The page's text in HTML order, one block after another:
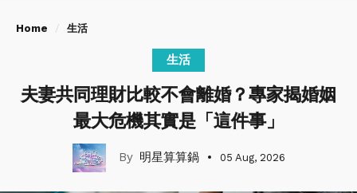
Home 生活
生活
夫妻共同理財比較不會離婚？專家揭婚姻
最大危機其實是「這件事」
明星算算鍋 05 Aug, 2026